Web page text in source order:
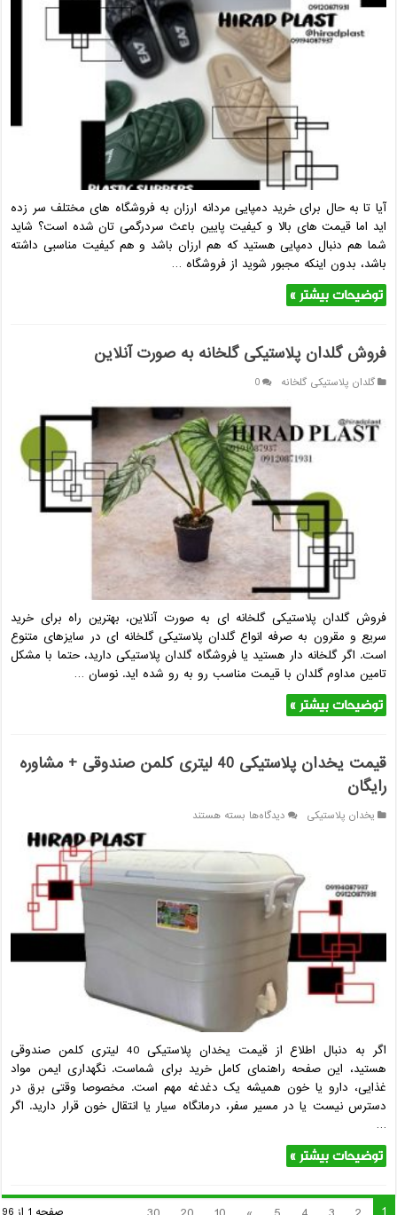
دمپایی
مردانه
ارزان
پلاستیکی
HiradPlast
آیا تا به حال برای خرید دمپایی مردانه ارزان به فروشگاه‌ های مختلف سر زده
‌اید اما قیمت‌ های بالا و کیفیت پایین باعث سردرگمی ‌تان شده است؟ شاید
شما هم دنبال دمپایی هستید که هم ارزان باشد و هم کیفیت مناسبی داشته
باشد، بدون اینکه مجبور شوید از فروشگاه …
توضیحات بیشتر »
فروش گلدان پلاستیکی گلخانه به صورت آنلاین
گلدان پلاستیکی گلخانه 0
فروش گلدان پلاستیکی گلخانه ‌ای به صورت آنلاین، بهترین راه برای خرید
سریع و مقرون ‌به ‌صرفه انواع گلدان پلاستیکی گلخانه ‌ای در سایزهای متنوع
است. اگر گلخانه ‌دار هستید یا فروشگاه گلدان پلاستیکی دارید، حتما با مشکل
تامین مداوم گلدان با قیمت مناسب رو به ‌رو شده ‌اید. نوسان …
توضیحات بیشتر »
قیمت یخدان پلاستیکی 40 لیتری کلمن صندوقی + مشاوره
رایگان
یخدان پلاستیکی دیدگاه‌ها برای
یخدان
پلاستیکی
40
لیتری
بسته هستند
اگر به ‌دنبال اطلاع از قیمت یخدان پلاستیکی 40 لیتری کلمن صندوقی
هستید، این صفحه راهنمای کامل خرید برای شماست. نگهداری ایمن مواد
غذایی، دارو یا خون همیشه یک دغدغه مهم است. مخصوصا وقتی برق در
دسترس نیست یا در مسیر سفر، درمانگاه سیار یا انتقال خون قرار دارید. اگر
…
توضیحات بیشتر »